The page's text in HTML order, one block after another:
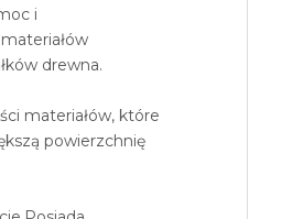
i
drewna.
materiałów, które
powierzchnię